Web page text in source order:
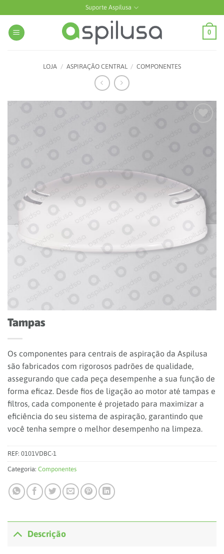
to
content
Suporte Aspilusa
0
LOJA / ASPIRAÇÃO CENTRAL / COMPONENTES
Tampas
Os componentes para centrais de aspiração da Aspilusa
são fabricados com rigorosos padrões de qualidade,
assegurando que cada peça desempenhe a sua função de
forma eficaz. Desde fios de ligação ao motor até tampas e
filtros, cada componente é projetado para maximizar a
eficiência do seu sistema de aspiração, garantindo que
você tenha sempre o melhor desempenho na limpeza.
REF: 0101VDBC-1
Categoria: Componentes
Descrição